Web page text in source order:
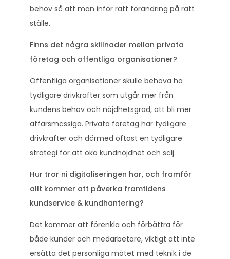
behov så att man inför rätt förändring på rätt
ställe.
Finns det några skillnader mellan privata
företag och offentliga organisationer?
Offentliga organisationer skulle behöva ha
tydligare drivkrafter som utgår mer från
kundens behov och nöjdhetsgrad, att bli mer
affärsmässiga. Privata företag har tydligare
drivkrafter och därmed oftast en tydligare
strategi för att öka kundnöjdhet och sälj.
Hur tror ni digitaliseringen har, och framför
allt kommer att påverka framtidens
kundservice & kundhantering?
Det kommer att förenkla och förbättra för
både kunder och medarbetare, viktigt att inte
ersätta det personliga mötet med teknik i de